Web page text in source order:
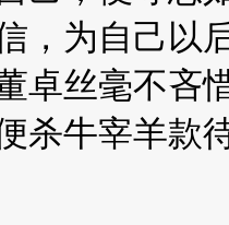
，为自己以
卓丝毫不吝
杀牛宰羊款